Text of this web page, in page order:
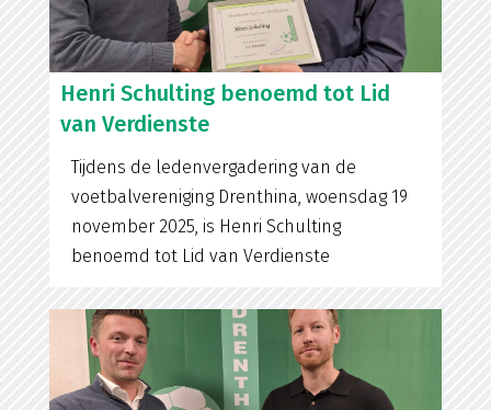
Henri Schulting benoemd tot Lid
van Verdienste
Tijdens de ledenvergadering van de
voetbalvereniging Drenthina, woensdag 19
november 2025, is Henri Schulting
benoemd tot Lid van Verdienste